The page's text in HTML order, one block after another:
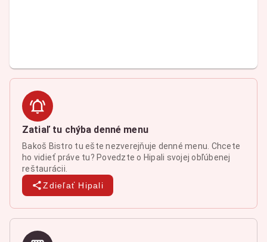
Zatiaľ tu chýba denné menu
Bakoš Bistro tu ešte nezverejňuje denné menu. Chcete
ho vidieť práve tu? Povedzte o Hipali svojej obľúbenej
reštaurácii.
Zdieľať Hipali